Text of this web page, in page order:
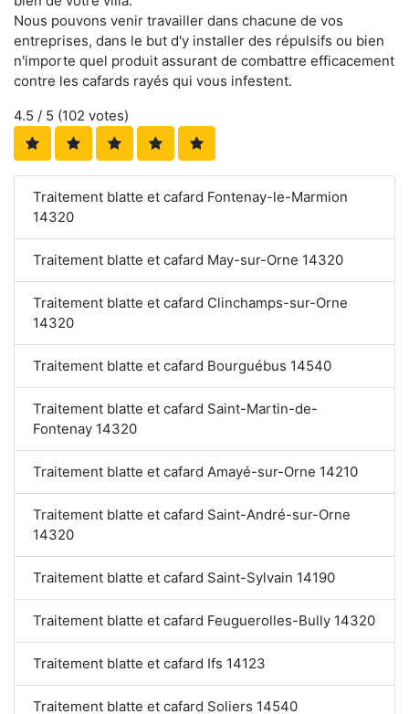
Nous pouvons venir travailler dans chacune de vos
entreprises, dans le but d'y installer des répulsifs ou bien
n'importe quel produit assurant de combattre efficacement
contre les cafards rayés qui vous infestent.
4.5 / 5 (102 votes)
Traitement blatte et cafard Fontenay-le-Marmion
14320
Traitement blatte et cafard May-sur-Orne 14320
Traitement blatte et cafard Clinchamps-sur-Orne
14320
Traitement blatte et cafard Bourguébus 14540
Traitement blatte et cafard Saint-Martin-de-
Fontenay 14320
Traitement blatte et cafard Amayé-sur-Orne 14210
Traitement blatte et cafard Saint-André-sur-Orne
14320
Traitement blatte et cafard Saint-Sylvain 14190
Traitement blatte et cafard Feuguerolles-Bully 14320
Traitement blatte et cafard Ifs 14123
Traitement blatte et cafard Soliers 14540